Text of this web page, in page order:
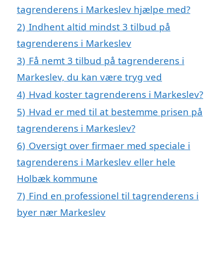
tagrenderens i Markeslev hjælpe med?
2) Indhent altid mindst 3 tilbud på
tagrenderens i Markeslev
3) Få nemt 3 tilbud på tagrenderens i
Markeslev, du kan være tryg ved
4) Hvad koster tagrenderens i Markeslev?
5) Hvad er med til at bestemme prisen på
tagrenderens i Markeslev?
6) Oversigt over firmaer med speciale i
tagrenderens i Markeslev eller hele
Holbæk kommune
7) Find en professionel til tagrenderens i
byer nær Markeslev